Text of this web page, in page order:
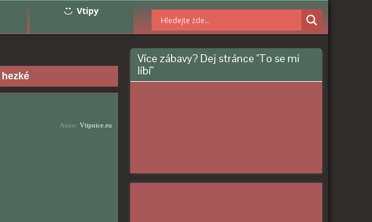
Vtipy
Autor: Vtipnice.eu
Více zábavy? Dej stránce "To se mi
líbí"